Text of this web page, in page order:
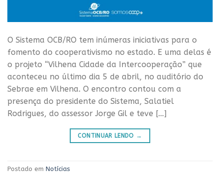
O Sistema OCB/RO tem inúmeras iniciativas para o
fomento do cooperativismo no estado. E uma delas é
o projeto “Vilhena Cidade da Intercooperação” que
aconteceu no último dia 5 de abril, no auditório do
Sebrae em Vilhena. O encontro contou com a
presença do presidente do Sistema, Salatiel
Rodrigues, do assessor Jorge Gil e teve […]
CONTINUAR LENDO →
Postado em Notícias